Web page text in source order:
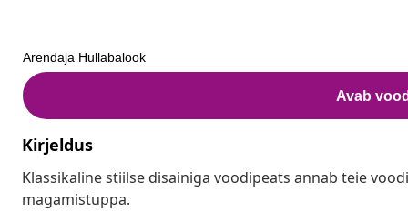
Kirjeldus
Klassikaline stiilse disainiga voodipeats annab teie
magamistuppa.